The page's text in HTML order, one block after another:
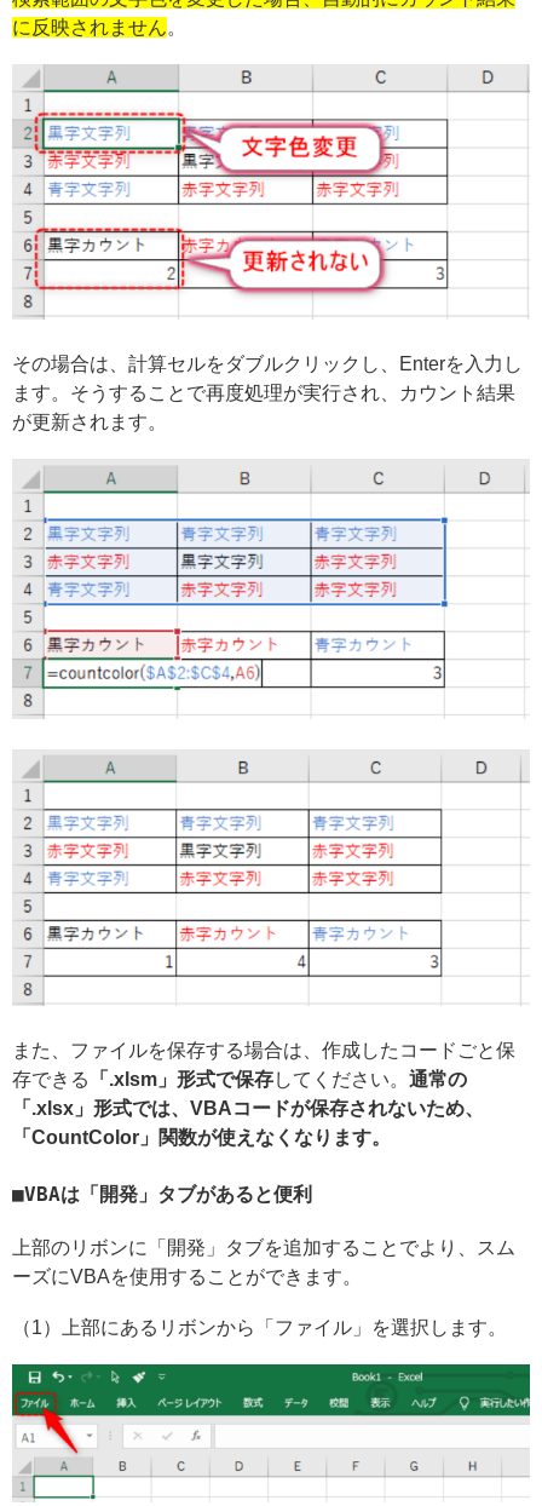
に反映されません。
その場合は、計算セルをダブルクリックし、Enterを入力し
ます。そうすることで再度処理が実行され、カウント結果
が更新されます。
また、ファイルを保存する場合は、作成したコードごと保
存できる
「.xlsm」形式で保存してください。 通常の
「.xlsx」形式では、VBAコードが保存されないため、
「CountColor」関数が使えなくなります。
VBAは「開発」タブがあると便利
上部のリボンに「開発」タブを追加することでより、スム
ーズにVBAを使用することができます。
（1）上部にあるリボンから「ファイル」を選択します。